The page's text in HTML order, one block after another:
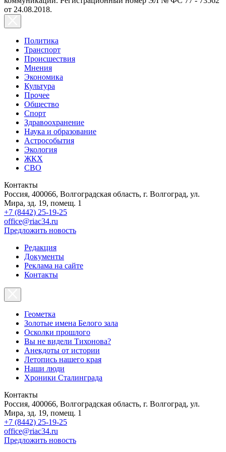
от 24.08.2018.
Политика
Транспорт
Происшествия
Мнения
Экономика
Культура
Прочее
Общество
Спорт
Здравоохранение
Наука и образование
Астрособытия
Экология
ЖКХ
СВО
Контакты
Россия, 400066, Волгоградская область, г. Волгоград, ул.
Мира, зд. 19, помещ. 1
+7 (8442) 25-19-25
office@riac34.ru
Предложить новость
Редакция
Документы
Реклама на сайте
Контакты
Геометка
Золотые имена Белого зала
Осколки прошлого
Вы не видели Тихонова?
Анекдоты от истории
Летопись нашего края
Наши люди
Хроники Сталинграда
Контакты
Россия, 400066, Волгоградская область, г. Волгоград, ул.
Мира, зд. 19, помещ. 1
+7 (8442) 25-19-25
office@riac34.ru
Предложить новость